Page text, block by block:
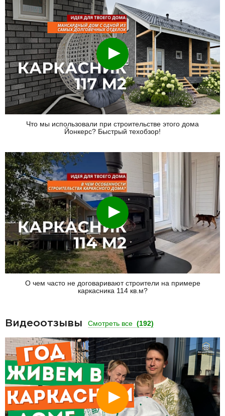
Смотреть
Что мы использовали при строительстве этого дома
Йонкерс? Быстрый техобзор!
Смотреть
О чем часто не договаривают строители на примере
каркасника 114 кв.м?
Видеоотзывы Смотреть все (192)
Смотреть